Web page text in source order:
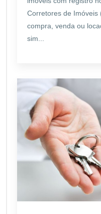
Corretores de Imóveis
compra, venda ou
sim...